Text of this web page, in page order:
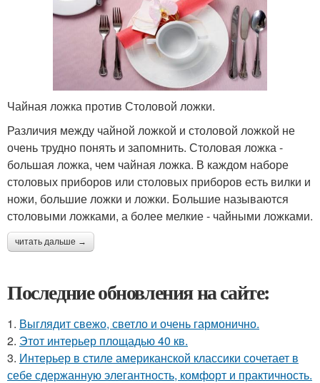
Чайная ложка против Столовой ложки.
Различия между чайной ложкой и столовой ложкой не
очень трудно понять и запомнить. Столовая ложка -
большая ложка, чем чайная ложка. В каждом наборе
столовых приборов или столовых приборов есть вилки и
ножи, большие ложки и ложки. Большие называются
столовыми ложками, а более мелкие - чайными ложками.
читать дальше →
Последние обновления на сайте:
1. Выглядит свежо, светло и очень гармонично.
2. Этот интерьер площадью 40 кв.
3. Интерьер в стиле американской классики сочетает в
себе сдержанную элегантность, комфорт и практичность.